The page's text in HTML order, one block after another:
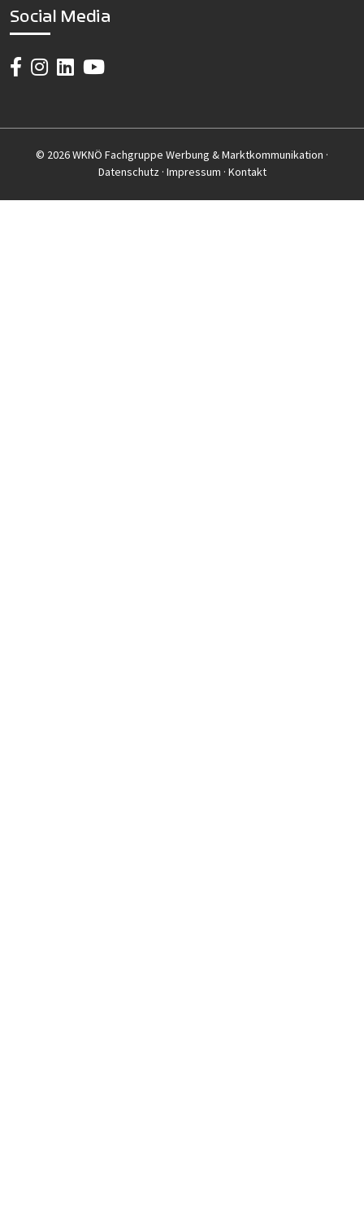
Social Media
© 2026 WKNÖ Fachgruppe Werbung & Marktkommunikation ·
Datenschutz· Impressum · Kontakt